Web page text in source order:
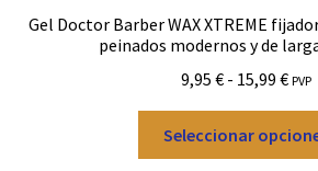
Gel Doctor Barber WAX XTREME
peinados modernos y de
9,95 € - 15,99 € PVP
Seleccionar